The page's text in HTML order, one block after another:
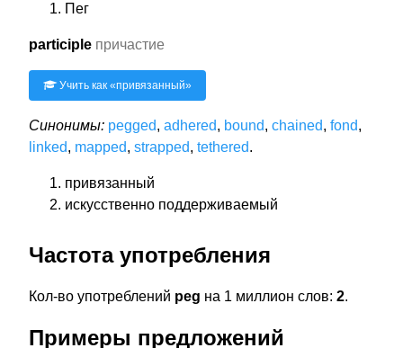
Пег
participle причастие
Учить как «привязанный»
Синонимы: pegged, adhered, bound, chained, fond,
linked, mapped, strapped, tethered.
привязанный
искусственно поддерживаемый
Частота употребления
Кол-во употреблений peg на 1 миллион слов: 2.
Примеры предложений